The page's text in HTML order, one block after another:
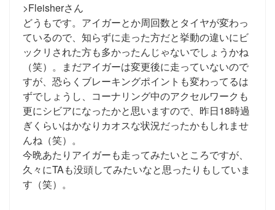
>Fleisherさん
どうもです。アイガーとか周回数とタイヤが変わっ
ているので、知らずに走った方だと挙動の違いにビ
ックリされた方も多かったんじゃないでしょうかね
（笑）。まだアイガーは変更後に走っていないので
すが、恐らくブレーキングポイントも変わってるは
ずでしょうし、コーナリング中のアクセルワークも
更にシビアになったかと思いますので、昨日18時過
ぎくらいはかなりカオスな状況だったかもしれませ
んね（笑）。
今晩あたりアイガーも走ってみたいところですが、
久々にTAも没頭してみたいなと思ったりもしていま
す（笑）。